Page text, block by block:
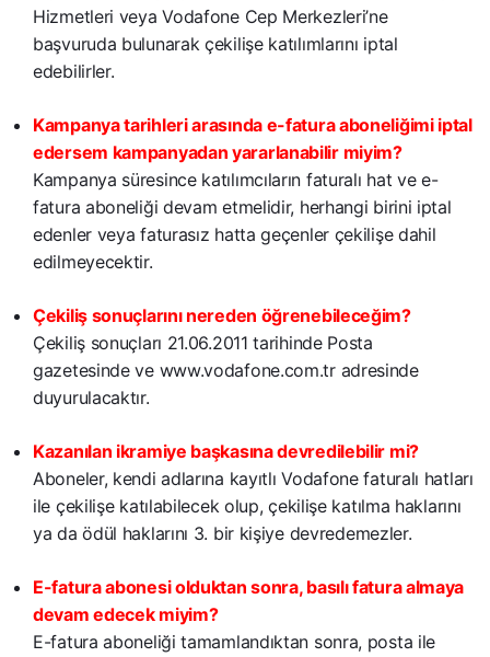
Hizmetleri veya Vodafone Cep Merkezleri’ne
başvuruda bulunarak çekilişe katılımlarını iptal
edebilirler.
Kampanya tarihleri arasında e-fatura aboneliğimi iptal
edersem kampanyadan yararlanabilir miyim?
Kampanya süresince katılımcıların faturalı hat ve e-
fatura aboneliği devam etmelidir, herhangi birini iptal
edenler veya faturasız hatta geçenler çekilişe dahil
edilmeyecektir.
Çekiliş sonuçlarını nereden öğrenebileceğim?
Çekiliş sonuçları 21.06.2011 tarihinde Posta
gazetesinde ve www.vodafone.com.tr adresinde
duyurulacaktır.
Kazanılan ikramiye başkasına devredilebilir mi?
Aboneler, kendi adlarına kayıtlı Vodafone faturalı hatları
ile çekilişe katılabilecek olup, çekilişe katılma haklarını
ya da ödül haklarını 3. bir kişiye devredemezler.
E-fatura abonesi olduktan sonra, basılı fatura almaya
devam edecek miyim?
E-fatura aboneliği tamamlandıktan sonra, posta ile